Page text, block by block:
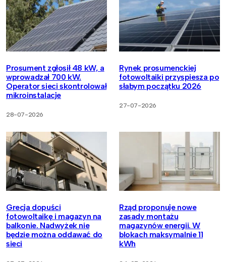
Prosument zgłosił 48 kW, a
wprowadzał 700 kW.
Operator sieci skontrolował
mikroinstalacje
28-07-2026
Rynek prosumenckiej
fotowoltaiki przyspiesza po
słabym początku 2026
27-07-2026
Grecja dopuści
fotowoltaikę i magazyn na
balkonie. Nadwyżek nie
będzie można oddawać do
sieci
Rząd proponuje nowe
zasady montażu
magazynów energii. W
blokach maksymalnie 11
kWh